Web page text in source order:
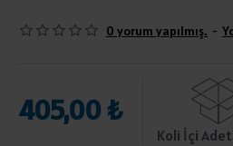
0 yorum yapılmış. -
405,00 ₺
Koli İçi